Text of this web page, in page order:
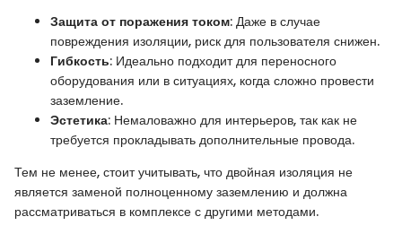
Защита от поражения током: Даже в случае
повреждения изоляции, риск для пользователя снижен.
Гибкость: Идеально подходит для переносного
оборудования или в ситуациях, когда сложно провести
заземление.
Эстетика: Немаловажно для интерьеров, так как не
требуется прокладывать дополнительные провода.
Тем не менее, стоит учитывать, что двойная изоляция не
является заменой полноценному заземлению и должна
рассматриваться в комплексе с другими методами.